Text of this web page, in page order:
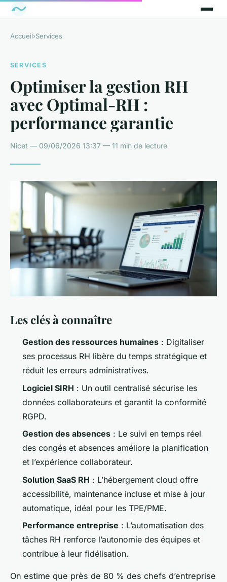
Accueil›Services
SERVICES
Optimiser la gestion RH
avec Optimal-RH :
performance garantie
Nicet — 09/06/2026 13:37 — 11 min de lecture
Les clés à connaître
Gestion des ressources humaines : Digitaliser
ses processus RH libère du temps stratégique et
réduit les erreurs administratives.
Logiciel SIRH : Un outil centralisé sécurise les
données collaborateurs et garantit la conformité
RGPD.
Gestion des absences : Le suivi en temps réel
des congés et absences améliore la planification
et l’expérience collaborateur.
Solution SaaS RH : L’hébergement cloud offre
accessibilité, maintenance incluse et mise à jour
automatique, idéal pour les TPE/PME.
Performance entreprise : L’automatisation des
tâches RH renforce l’autonomie des équipes et
contribue à leur fidélisation.
On estime que près de 80 % des chefs d’entreprise